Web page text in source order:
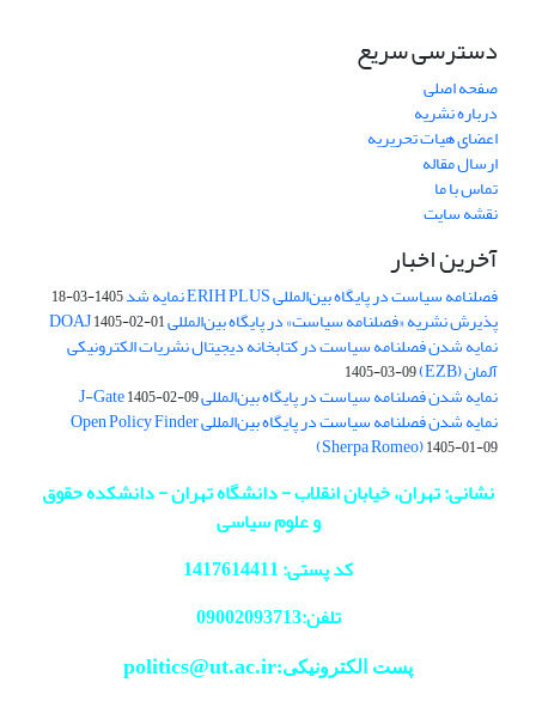
دسترسی سریع
صفحه اصلی
درباره نشریه
اعضای هیات تحریریه
ارسال مقاله
تماس با ما
نقشه سایت
آخرین اخبار
فصلنامه سیاست در پایگاه بین‌المللی ERIH PLUS نمایه شد 1405-03-18
پذیرش نشریه «فصلنامه سیاست» در پایگاه بین‌المللی DOAJ1405-02-01
نمایه شدن فصلنامه سیاست در کتابخانه دیجیتال نشریات الکترونیکی
آلمان (EZB) 1405-03-09
نمایه شدن فصلنامه سیاست در پایگاه بین‌المللی J-Gate1405-02-09
نمایه شدن فصلنامه سیاست در پایگاه بین‌المللی Open Policy Finder
(Sherpa Romeo)1405-01-09
نشانی: تهران، خیابان انقلاب - دانشگاه تهران - دانشکده حقوق
و علوم سیاسی
کد پستی: 1417614411
تلفن:09002093713
پست الکترونیکی:politics@ut.ac.ir